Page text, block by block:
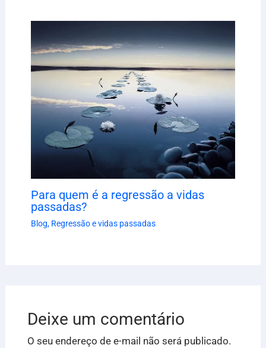
Para quem é a regressão a vidas
passadas?
Blog, Regressão e vidas passadas
Deixe um comentário
O seu endereço de e-mail não será publicado.